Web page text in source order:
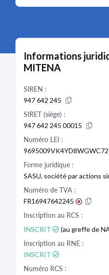
Informations
MITENA
SIREN :
947 642 245
SIRET (siège) :
947 642 245 00015
Numéro LEI :
Forme juridique :
SASU, société par actions
Numéro de TVA :
FR16947642245
Inscription au RCS :
INSCRIT
(au greffe de
Inscription au RNE :
INSCRIT
Numéro RCS :